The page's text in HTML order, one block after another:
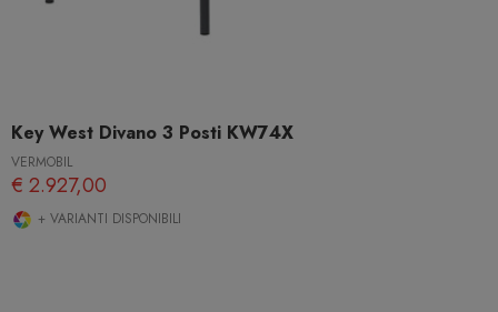
Key West Divano 3 Posti KW74X
VERMOBIL
€ 2.927,00
+ VARIANTI DISPONIBILI